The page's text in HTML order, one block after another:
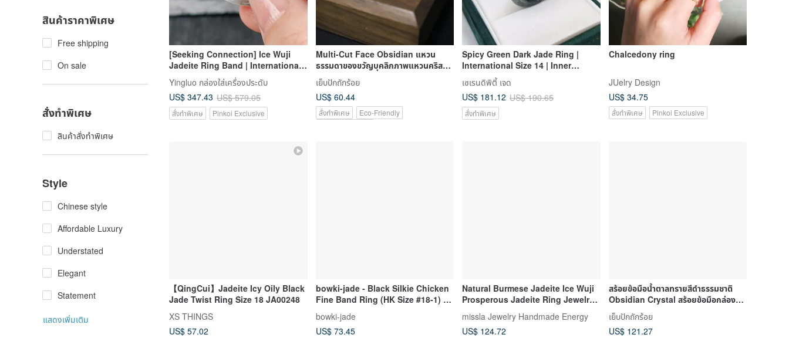
สินค้าราคาพิเศษ
Free shipping
On sale
สั่งทำพิเศษ
สินค้าสั่งทำพิเศษ
Style
Chinese style
Affordable Luxury
Understated
Elegant
Statement
แสดงเพิ่มเติม
[Seeking Connection] Ice Wuji
Jadeite Ring Band | International
Size 15 | Natural Burmese Jadeite
Grade A | Gift Idea
Yingluo กล่องใส่เครื่องประดับ
US$ 347.43 US$ 579.05
สั่งทำพิเศษ Pinkoi Exclusive
Multi-Cut Face Obsidian แหวน
ธรรมดาของขวัญบุคลิกภาพแหวนคริสตัล
กล่องของขวัญตัวอักษ
เย็บปักถักร้อย
US$ 60.44
สั่งทำพิเศษ
Eco-Friendly
Spicy Green Dark Jade Ring |
International Size 14 | Inner
Diameter 18.2 mm | Natural
Burmese Jadeite (A-grade)
เซเรนดิพิตี้ เจด
US$ 181.12 US$ 190.65
สั่งทำพิเศษ
Chalcedony ring
JUelry Design
US$ 34.75
สั่งทำพิเศษ Pinkoi Exclusive
【QingCui】Jadeite Icy Oily Black
Jade Twist Ring Size 18 JA00248
XS THINGS
US$ 57.02
bowki-jade - Black Silkie Chicken
Fine Band Ring (HK Size #18-1) -
Natural Grade A Jadeite
bowki-jade
US$ 73.45
Natural Burmese Jadeite Ice Wuji
Prosperous Jadeite Ring Jewelry
missla Jewelry Handmade Energy
US$ 124.72
สร้อยข้อมือน้ำตาลทรายสีดำธรรมชาติ
Obsidian Crystal สร้อยข้อมือกล่อง
ของขวัญ
เย็บปักถักร้อย
US$ 121.27